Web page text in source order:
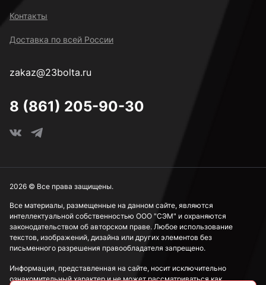
Контакты
Доставка по всей России
zakaz@23bolta.ru
8 (861) 205-90-30
Все материалы, размещенные на данном сайте, являются
интеллектуальной собственностью ООО "СЭМ" и охраняются
законодательством об авторском праве. Любое использование
текстов, изображений, дизайна или других элементов без
письменного разрешения правообладателя запрещено.
Информация, представленная на сайте, носит исключительно
ознакомительный характер и не может рассматриваться как
2026 © Все права защищены.